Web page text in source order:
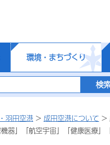
環境・まちづくり
羽田空港 > 成田空港について >
器」「航空宇宙」「健康医療」